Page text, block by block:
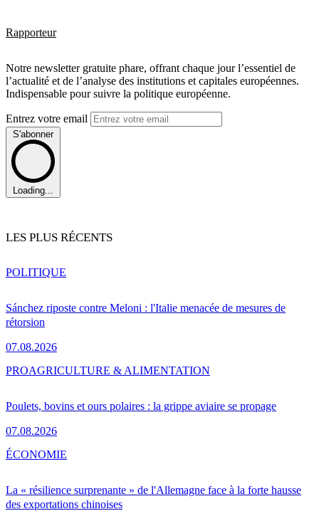
Rapporteur
Notre newsletter gratuite phare, offrant chaque jour l’essentiel de
l’actualité et de l’analyse des institutions et capitales européennes.
Indispensable pour suivre la politique européenne.
Entrez votre email
S'abonner
Loading...
LES PLUS RÉCENTS
Sánchez riposte contre Meloni : l'Italie menacée de mesures de
rétorsion
07.08.2026
POLITIQUE
Poulets, bovins et ours polaires : la grippe aviaire se propage
07.08.2026
PROAGRICULTURE & ALIMENTATION
La « résilience surprenante » de l'Allemagne face à la forte hausse
des exportations chinoises
ÉCONOMIE